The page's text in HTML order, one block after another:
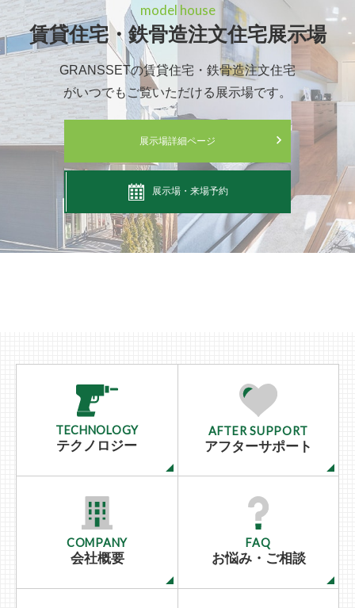
model house
賃貸住宅・鉄骨造注文住宅展示場
GRANSSETの賃貸住宅・鉄骨造注文住宅
がいつでもご覧いただける展示場です。
展示場詳細ページ
展示場・来場予約
TECHNOLOGY
テクノロジー
AFTER SUPPORT
アフターサポート
COMPANY
会社概要
FAQ
お悩み・ご相談